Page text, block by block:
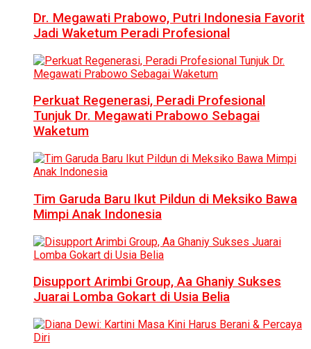
Dr. Megawati Prabowo, Putri Indonesia Favorit
Jadi Waketum Peradi Profesional
Perkuat Regenerasi, Peradi Profesional
Tunjuk Dr. Megawati Prabowo Sebagai
Waketum
Tim Garuda Baru Ikut Pildun di Meksiko Bawa
Mimpi Anak Indonesia
Disupport Arimbi Group, Aa Ghaniy Sukses
Juarai Lomba Gokart di Usia Belia